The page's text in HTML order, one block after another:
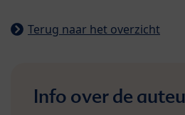
Terug naar het overzicht
Info over de